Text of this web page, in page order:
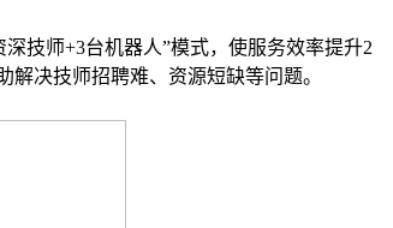
技师+3台机器人”模式，使服务效率提升2
决技师招聘难、资源短缺等问题。